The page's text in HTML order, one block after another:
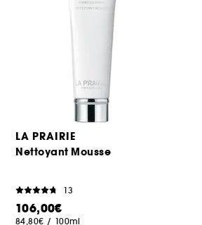
LA PRAIRIE
Nettoyant Mousse
13
106,00€
84,80€ / 100ml